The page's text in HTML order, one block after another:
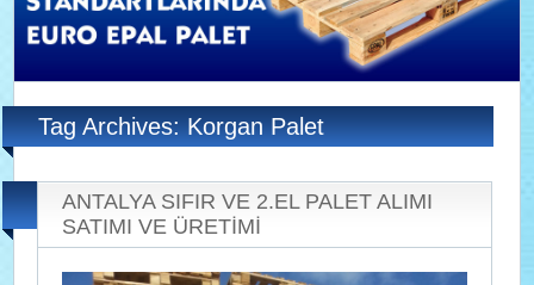
Tag Archives: Korgan Palet
ANTALYA SIFIR VE 2.EL PALET ALIMI
SATIMI VE ÜRETİMİ